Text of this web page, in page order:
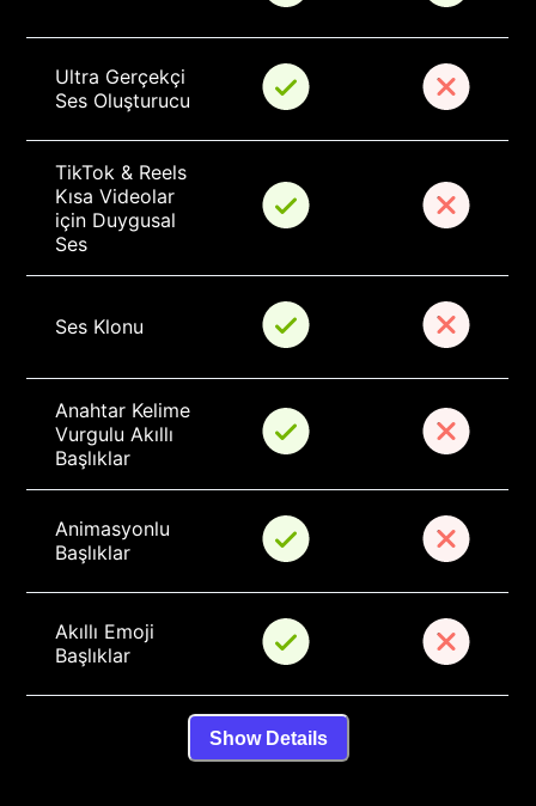
Ultra Gerçekçi
Ses Oluşturucu
TikTok & Reels
Kısa Videolar
için Duygusal
Ses
Ses Klonu
Anahtar Kelime
Vurgulu Akıllı
Başlıklar
Animasyonlu
Başlıklar
Akıllı Emoji
Başlıklar
Show Details